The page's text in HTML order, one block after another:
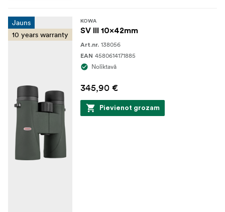
Jauns
10 years warranty
KOWA
SV III 10x42mm
Art.nr. 138056
EAN 4580614171885
Noliktavā
345,90 €
Pievienot grozam